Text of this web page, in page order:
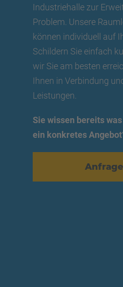
Industriehalle zur
Problem. Unsere
können individuell auf
Schildern Sie einfach
wir Sie am besten
Ihnen in Verbindung
Leistungen.
Sie wissen bereits
ein konkretes